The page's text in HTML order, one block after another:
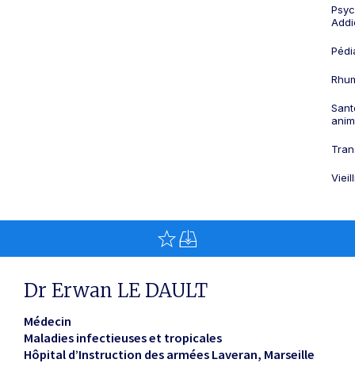
Dr Erwan LE DAULT
Médecin
Maladies infectieuses et tropicales
Hôpital d’Instruction des armées Laveran Marseille